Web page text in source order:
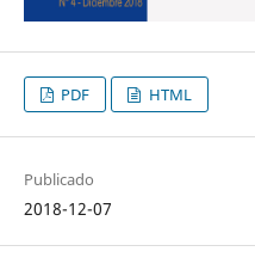
PDF HTML
Publicado
2018-12-07